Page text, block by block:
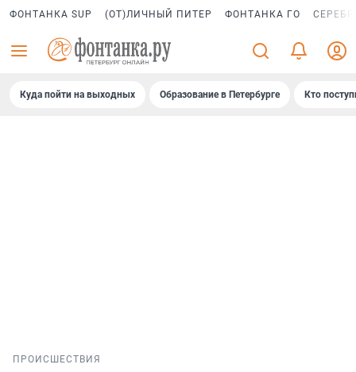
ФОНТАНКА SUP (ОТ)ЛИЧНЫЙ ПИТЕР ФОНТАНКА ГО
Куда пойти на выходных Образование в Петербурге Кто
ПРОИСШЕСТВИЯ